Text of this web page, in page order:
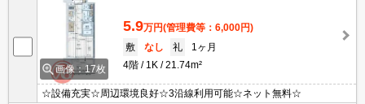
画像：17枚
5.9万円(管理費等：6,000円)
敷
なし 礼
1ヶ月
4階
1K 21.74m²
☆設備充実☆周辺環境良好☆3沿線利用可能☆ネット無料☆